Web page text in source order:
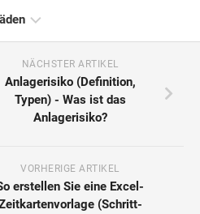
NÄCHSTER ARTIKEL
Anlagerisiko (Definition,
Typen) - Was ist das
Anlagerisiko?
VORHERIGE ARTIKEL
erstellen Sie eine Excel-
(Schritt-